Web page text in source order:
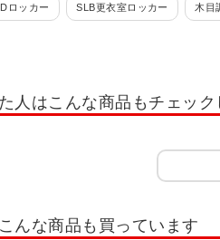
ロッカー SLB更衣室ロッカー 木目
用 ロッカー 多人数用 ロッカーホ
木製キャビネット・木製ラック
人はこんな商品もチェック
んな商品も買っています